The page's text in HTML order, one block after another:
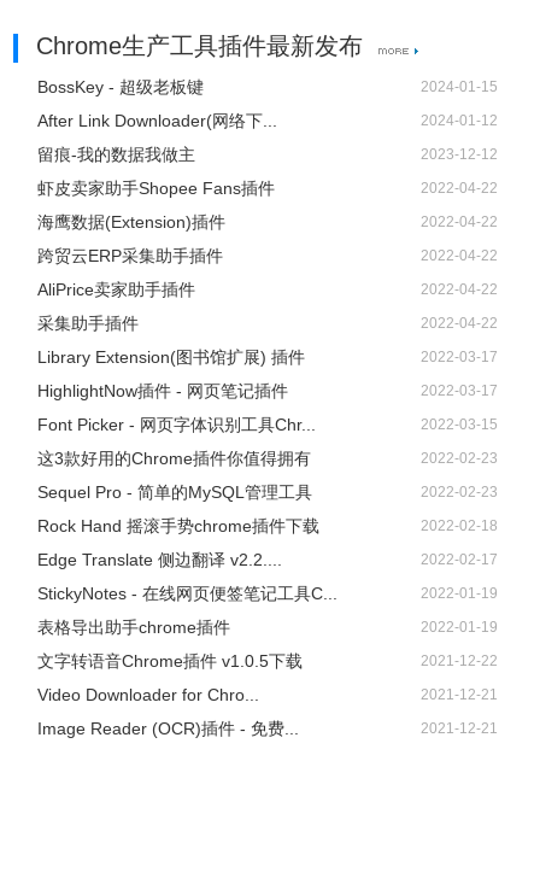
Chrome生产工具插件最新发布
BossKey - 超级老板键 2024-01-15
After Link Downloader(网络下... 2024-01-12
留痕-我的数据我做主 2023-12-12
虾皮卖家助手Shopee Fans插件 2022-04-22
海鹰数据(Extension)插件 2022-04-22
跨贸云ERP采集助手插件 2022-04-22
AliPrice卖家助手插件 2022-04-22
采集助手插件 2022-04-22
Library Extension(图书馆扩展) 插件 2022-03-17
HighlightNow插件 - 网页笔记插件 2022-03-17
Font Picker - 网页字体识别工具Chr... 2022-03-15
这3款好用的Chrome插件你值得拥有 2022-02-23
Sequel Pro - 简单的MySQL管理工具 2022-02-23
Rock Hand 摇滚手势chrome插件下载 2022-02-18
Edge Translate 侧边翻译 v2.2.... 2022-02-17
StickyNotes - 在线网页便签笔记工具C... 2022-01-19
表格导出助手chrome插件 2022-01-19
文字转语音Chrome插件 v1.0.5下载 2021-12-22
Video Downloader for Chro... 2021-12-21
Image Reader (OCR)插件 - 免费... 2021-12-21